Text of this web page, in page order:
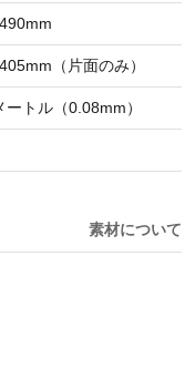
（片面のみ）
トル（0.08mm）
素材について